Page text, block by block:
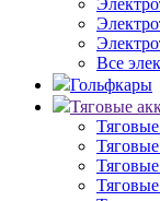
Все
Гольфкары
Тяговые